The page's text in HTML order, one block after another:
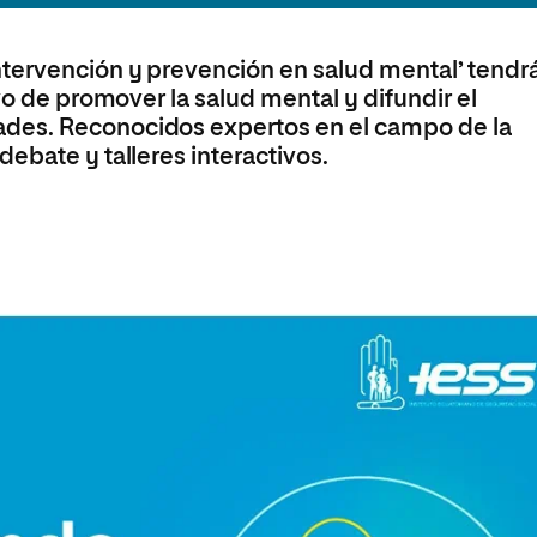
Ciencias Políticas y Relaciones
y prevención en salud mental’
de promover la salud mental y difundir el
Reconocidos expertos en el campo de la
y talleres interactivos.